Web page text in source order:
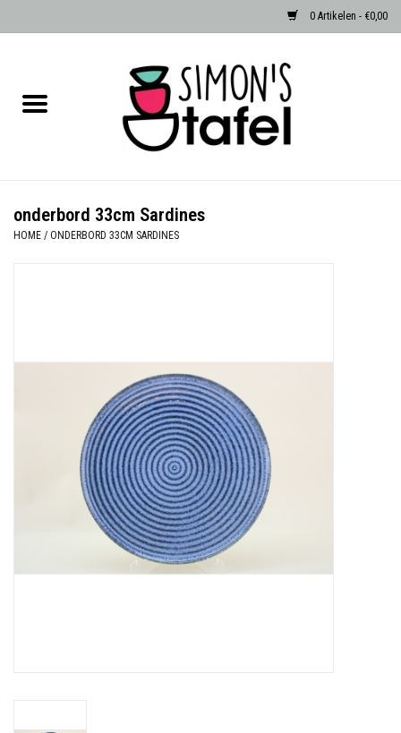
0 Artikelen - €0,00
Albast waxinehouders van Zenza
Sale
Over Simon's Tafel
Cadeaubonnen
onderbord 33cm Sardines
HOME / ONDERBORD 33CM SARDINES